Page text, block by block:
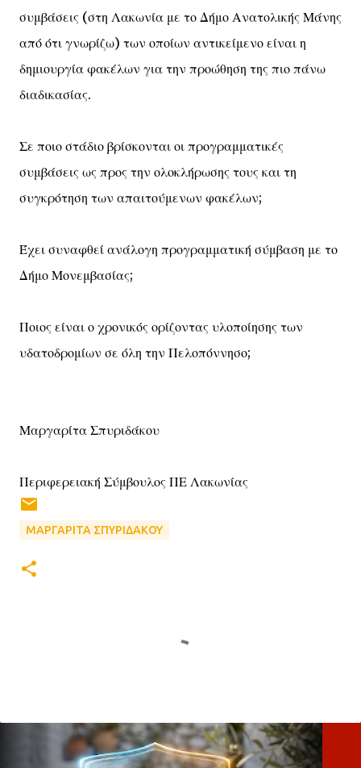
συμβάσεις (στη Λακωνία με το Δήμο Ανατολικής Μάνης
από ότι γνωρίζω) των οποίων αντικείμενο είναι η
δημιουργία φακέλων για την προώθηση της πιο πάνω
διαδικασίας.
Σε ποιο στάδιο βρίσκονται οι προγραμματικές
συμβάσεις ως προς την ολοκλήρωσης τους και τη
συγκρότηση των απαιτούμενων φακέλων;
Έχει συναφθεί ανάλογη προγραμματική σύμβαση με το
Δήμο Μονεμβασίας;
Ποιος είναι ο χρονικός ορίζοντας υλοποίησης των
υδατοδρομίων σε όλη την Πελοπόννησο;
Μαργαρίτα Σπυριδάκου
Περιφερειακή Σύμβουλος ΠΕ Λακωνίας
ΜΑΡΓΑΡΙΤΑ ΣΠΥΡΙΔΑΚΟΥ
λ